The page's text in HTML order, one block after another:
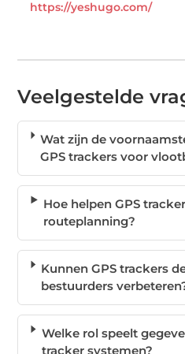
https://yeshugo.com/
Veelgestelde
Wat zijn de
GPS trackers voor
Hoe helpen GPS
routeplanning?
Kunnen GPS trackers
bestuurders
Welke rol speelt
tracker systemen?